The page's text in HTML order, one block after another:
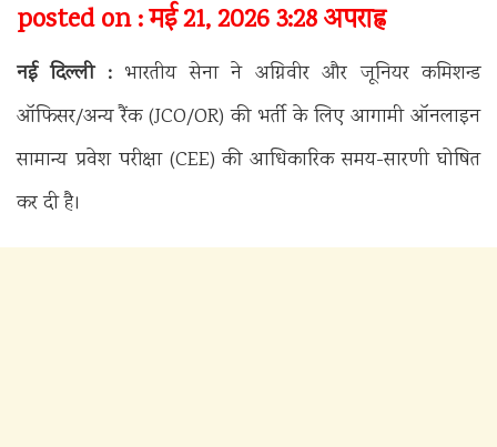
posted on : मई 21, 2026 3:28 अपराह्न
नई दिल्ली :भारतीय सेना ने अग्निवीर और जूनियर कमिशन्ड
ऑफिसर/अन्य रैंक (JCO/OR) की भर्ती के लिए आगामी ऑनलाइन
सामान्य प्रवेश परीक्षा (CEE) की आधिकारिक समय-सारणी घोषित
कर दी है।